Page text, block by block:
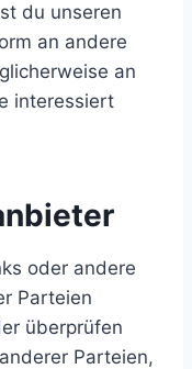
du unseren
an andere
an
interessiert
oder andere
Parteien
überprüfen
Parteien,